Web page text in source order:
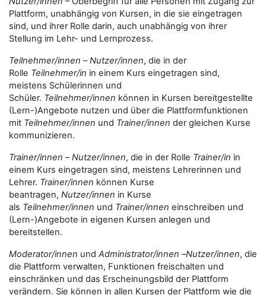
Plattform, unabhängig von Kursen, in die sie eingetragen
sind, und ihrer Rolle darin, auch unabhängig von ihrer
Stellung im Lehr- und Lernprozess.
Teilnehmer/innen –Nutzer/innen, die in der
Rolle Teilnehmer/in in einem Kurs eingetragen sind,
meistens Schülerinnen und
Schüler. Teilnehmer/innen können in Kursen bereitgestellte
(Lern-)Angebote nutzen und über die Plattformfunktionen
mit Teilnehmer/innen und Trainer/innen der gleichen Kurse
kommunizieren.
Trainer/innen –Nutzer/innen, die in der Rolle Trainer/in in
einem Kurs eingetragen sind, meistens Lehrerinnen und
Lehrer. Trainer/innen können Kurse
beantragen, Nutzer/innen in Kurse
als Teilnehmer/innen und Trainer/innen einschreiben und
(Lern-)Angebote in eigenen Kursen anlegen und
bereitstellen.
Moderator/innen und Administrator/innen –Nutzer/innen, die
die Plattform verwalten, Funktionen freischalten und
einschränken und das Erscheinungsbild der Plattform
verändern. Sie können in allen Kursen der Plattform wie die